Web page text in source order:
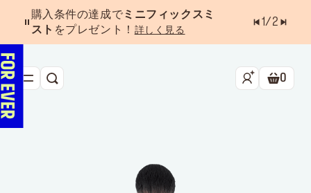
購入条件の達成でミニフィックスミ
スト をプレゼント！ 詳しく見る
1/2
検索 ショ
0